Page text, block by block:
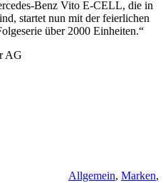
Benz Vito E-CELL, die in
startet nun mit der feierlichen
über 2000 Einheiten.“
AG
Allgemein, Marken,